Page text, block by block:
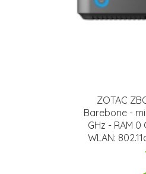
ZOTAC
Barebone -
GHz - RAM 0
WLAN: